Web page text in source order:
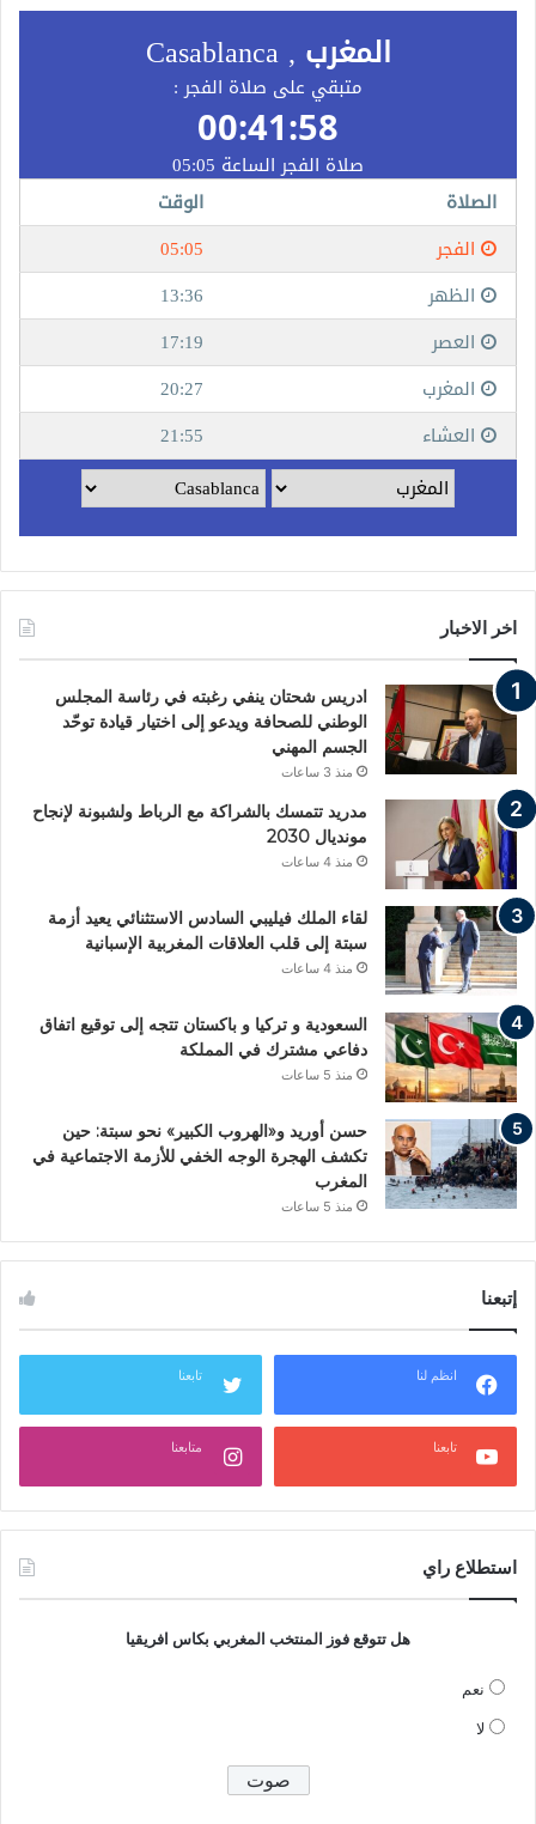
اخر الاخبار
ادريس شحتان ينفي رغبته في رئاسة المجلس
الوطني للصحافة ويدعو إلى اختيار قيادة توحّد
الجسم المهني
منذ 3 ساعات
مدريد تتمسك بالشراكة مع الرباط ولشبونة لإنجاح
مونديال 2030
منذ 4 ساعات
لقاء الملك فيليبي السادس الاستثنائي يعيد أزمة
سبتة إلى قلب العلاقات المغربية الإسبانية
منذ 4 ساعات
السعودية و تركيا و باكستان تتجه إلى توقيع اتفاق
دفاعي مشترك في المملكة
منذ 5 ساعات
حسن أوريد و«الهروب الكبير» نحو سبتة: حين
تكشف الهجرة الوجه الخفي للأزمة الاجتماعية في
المغرب
منذ 5 ساعات
إتبعنا
انظم لنا تابعنا
تابعنا متابعنا
استطلاع راي
هل تتوقع فوز المنتخب المغربي بكاس افريقيا
نعم
لا